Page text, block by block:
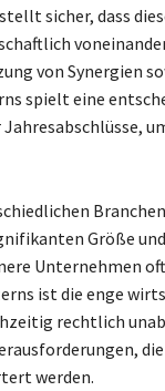
sicher, dass
von Synergien
spielt eine
Größe
Unternehmen
ist die enge
rechtlich
werden.